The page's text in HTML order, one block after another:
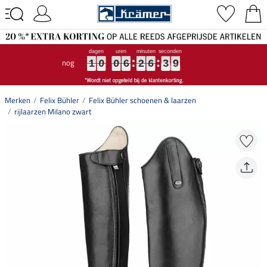
nog 1
1
1
1 0
0
0
0 0
0
0
0 6
6
6
6 2
2
2
2 6
6
6
6 3
3
3
3 9
9
9
9
Merken Felix Bühler
Felix Bühler schoenen & laarzen
rijlaarzen Milano zwart